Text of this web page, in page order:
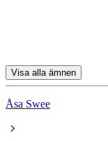
Visa alla ämnen
Åsa Swee